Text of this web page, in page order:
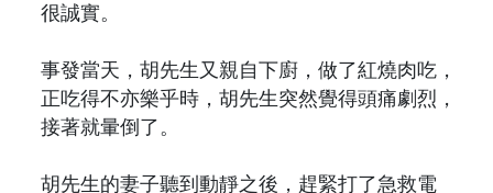
很誠實。
事發當天，胡先生又親自下廚，做了紅燒肉吃，
正吃得不亦樂乎時，胡先生突然覺得頭痛劇烈，
接著就暈倒了。
胡先生的妻子聽到動靜之後，趕緊打了急救電